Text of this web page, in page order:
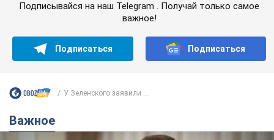
Подписывайся на наш Telegram . Получай только самое
важное!
Подписаться Подписаться
У Зеленского заявили ...
Важное